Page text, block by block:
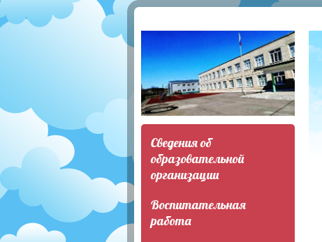
Сведения об
образовательной
организации
Воспитательная
работа